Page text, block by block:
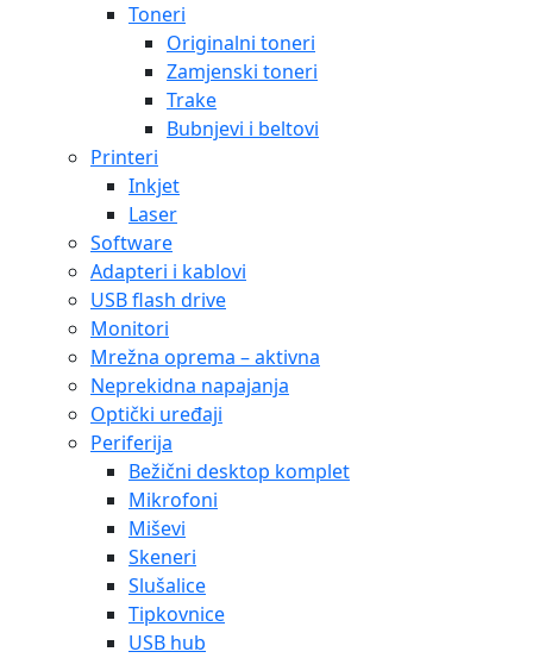
Toneri
Originalni toneri
Zamjenski toneri
Trake
Bubnjevi i beltovi
Printeri
Inkjet
Laser
Software
Adapteri i kablovi
USB flash drive
Monitori
Mrežna oprema – aktivna
Neprekidna napajanja
Optički uređaji
Periferija
Bežični desktop komplet
Mikrofoni
Miševi
Skeneri
Slušalice
Tipkovnice
USB hub